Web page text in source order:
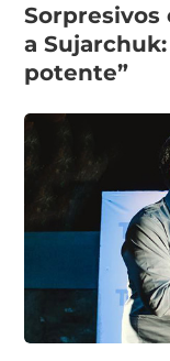
Sorpresivos
a
potente”